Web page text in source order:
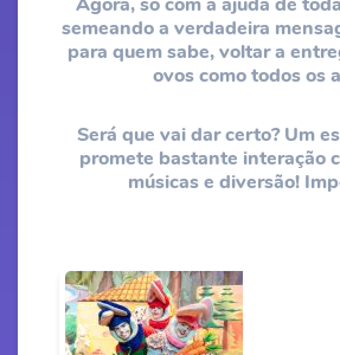
semeando a verdadeira
para quem sabe, voltar a
ovos como todos os
Será que vai dar certo? Um
promete bastante interação
músicas e diversão!